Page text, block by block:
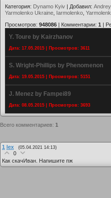
Категория: Dynamo Kyiv | Добавил:
Yarmolenko Ukraine Iarmolenko
Просмотров: 948086 | Комментарии: 1 |
Y. Toure by Kairzhanov
Дата: 17.05.2015 | Просмотров: 3611
S. Wright-Phillips by Phenomenon
Дата: 19.05.2015 | Просмотров: 5151
J. Menez by Fampei89
Дата: 08.05.2015 | Просмотров: 3693
Всего комментариев: 1
1 lex (05.04.2021 14:13)
0
Как скачИван. Напишите пж